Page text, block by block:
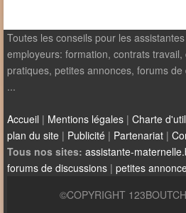
Toutes les conseils pour les
employeurs: formation, contrats
pratiques, petites annonces, forums
...
Accueil | Mentions légales | Charte
plan du site | Publicité | Partenariat |
Tous nos sites: assistante-
forums de discussions | petites
©COPYRIGHT